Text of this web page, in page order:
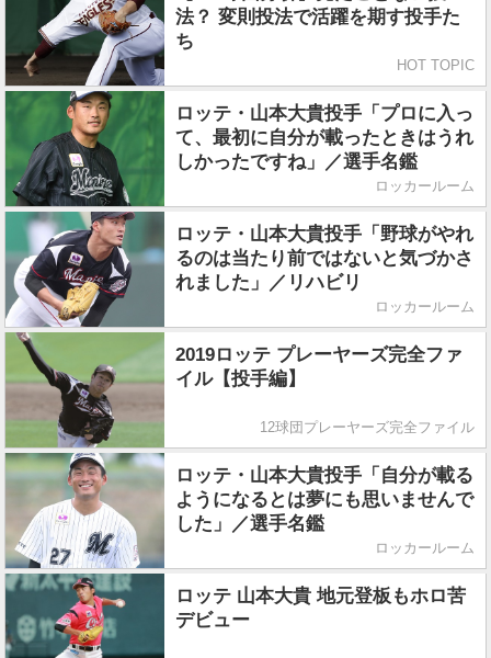
法？ 変則投法で活躍を期す投手た
ち
HOT TOPIC
ロッテ・山本大貴投手「プロに入っ
て、最初に自分が載ったときはうれ
しかったですね」／選手名鑑
ロッカールーム
ロッテ・山本大貴投手「野球がやれ
るのは当たり前ではないと気づかさ
れました」／リハビリ
ロッカールーム
2019ロッテ プレーヤーズ完全ファ
イル【投手編】
12球団プレーヤーズ完全ファイル
ロッテ・山本大貴投手「自分が載る
ようになるとは夢にも思いませんで
した」／選手名鑑
ロッカールーム
ロッテ 山本大貴 地元登板もホロ苦
デビュー